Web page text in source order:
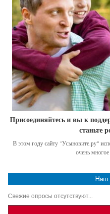
Присоединяйтесь и вы к
станьте
В этом году сайту "Усыновите.ру"
очень
Наш
Свежие опросы отсутствуют...